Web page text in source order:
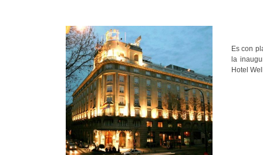
Es con
la
Hotel